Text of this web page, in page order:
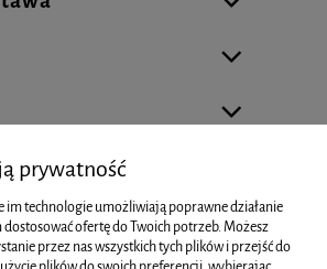
prywatność
im technologie umożliwiają poprawne działanie
ofertę do Twoich potrzeb. Możesz
przez nas wszystkich tych plików i przejść do